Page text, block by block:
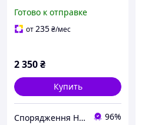
2450mAh подходит к
Motorola DP 4400/DP
Готово к отправке
от235₴/мес
2 350₴
Купить
Спорядження Hazardous 96%